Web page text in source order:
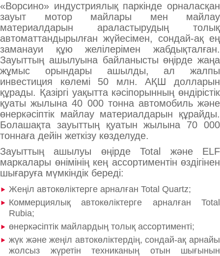
«Ворсино» индустриялық паркінде орналасқан
зауыт мотор майлары мен майлау
материалдарын араластырудың толық
автоматтандырылған жүйесімен, сондай-ақ ең
заманауи құю желілерімен жабдықталған.
Зауыттың ашылуына байланысты өңірде жаңа
жұмыс орындары ашылды, ал жалпы
инвестиция көлемі 50 млн. АҚШ долларын
құрады. Қазіргі уақытта кәсіпорынның өндірістік
қуаты жылына 40 000 тонна автомобиль және
өнеркәсіптік майлау материалдарын құрайды.
Болашақта зауыттың қуатын жылына 70 000
тоннаға дейін жеткізу көзделуде.
Зауыттың ашылуы өңірде Total және ELF
маркалары өнімінің кең ассортиментін өздігінен
шығаруға мүмкіндік береді:
Жеңіл автокөліктерге арналған Total Quartz;
Коммерциялық автокөліктерге арналған Total
Rubia;
өнеркәсіптік майлардың толық ассортименті;
жүк және жеңіл автокөліктердің, сондай-ақ арнайы
жолсыз жүретін техниканың отын шығынын